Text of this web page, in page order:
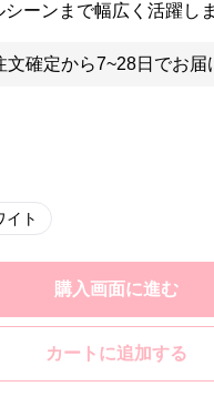
ーンまで幅広く活躍しま
文確定から7~28日でお届
イト
購入画面に進む
カートに追加する